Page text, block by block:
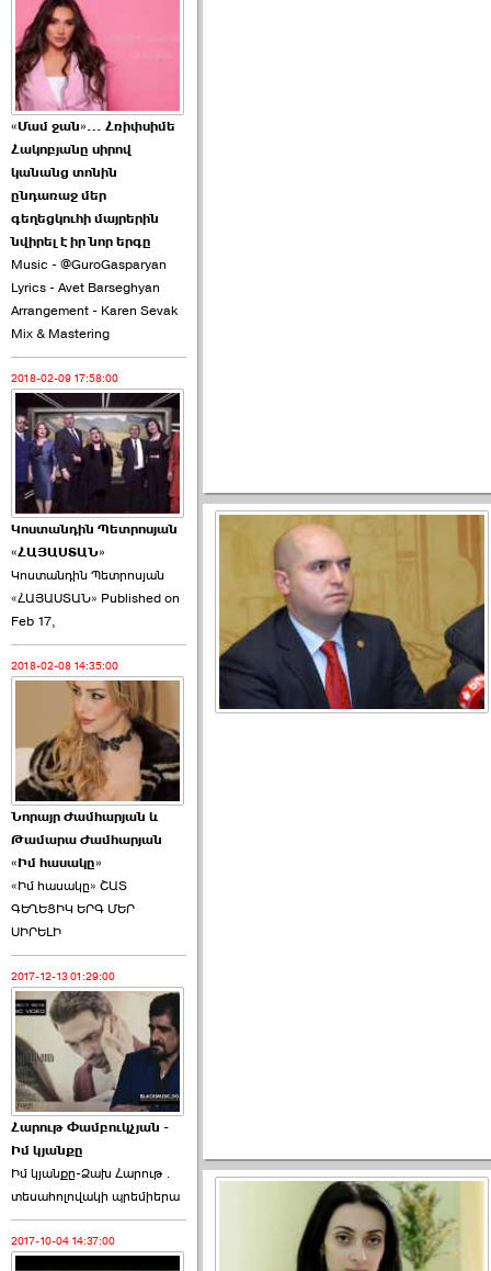
2026-06-10 22:55:00
Ուշքի չենք գալիս այն
խայտառակ ›››
2026-06-09 15:05:00
Ծառուկյանի փեսան
վնասել է ›››
2026-06-09 07:11:00
Այս ընդդիմությունը
կվերցնի ›››
2026-06-09 00:41:00
Որպես ընդդիմադիր
ընտրող՝ ›››
«Մամ ջան»… Հռիփսիմե
Հակոբյանը սիրով
կանանց տոնին
ընդառաջ մեր
գեղեցկուհի մայրերին
նվիրել է իր նոր երգը
Music - @GuroGasparyan
Lyrics - Avet Barseghyan
Arrangement - Karen Sevak
Mix & Mastering
2018-02-09 17:58:00
Կոստանդին Պետրոսյան
«ՀԱՅԱՍՏԱՆ»
Կոստանդին Պետրոսյան
«ՀԱՅԱՍՏԱՆ» Published on
Feb 17,
2018-02-08 14:35:00
Նորայր Ժամհարյան և
Թամարա Ժամհարյան
«Իմ հասակը»
«Իմ հասակը» ՇԱՏ
ԳԵՂԵՑԻԿ ԵՐԳ ՄԵՐ
ՍԻՐԵԼԻ
2017-12-13 01:29:00
Հարութ Փամբուկչյան -
Իմ կյանքը
Իմ կյանքը-Ձախ Հարnւթ․
տեuաhnլnվակի պրեմիերա
2017-10-04 14:37:00